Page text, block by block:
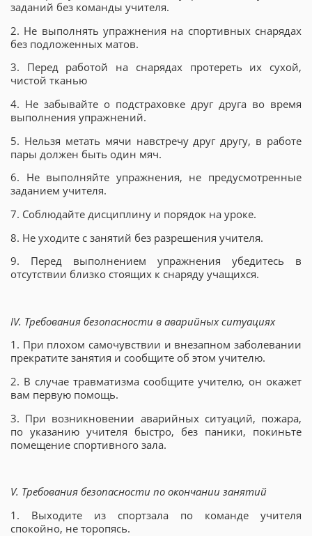
заданий без команды учителя.
2. Не выполнять упражнения на спортивных снарядах
без подложенных матов.
3. Перед работой на снарядах протереть их сухой,
чистой тканью
4. Не забывайте о подстраховке друг друга во время
выполнения упражнений.
5. Нельзя метать мячи навстречу друг другу, в работе
пары должен быть один мяч.
6. Не выполняйте упражнения, не предусмотренные
заданием учителя.
7. Соблюдайте дисциплину и порядок на уроке.
8. Не уходите с занятий без разрешения учителя.
9. Перед выполнением упражнения убедитесь в
отсутствии близко стоящих к снаряду учащихся.
IV. Требования безопасности в аварийных ситуациях
1. При плохом самочувствии и внезапном заболевании
прекратите занятия и сообщите об этом учителю.
2. В случае травматизма сообщите учителю, он окажет
вам первую помощь.
3. При возникновении аварийных ситуаций, пожара,
по указанию учителя быстро, без паники, покиньте
помещение спортивного зала.
V. Требования безопасности по окончании занятий
1. Выходите из спортзала по команде учителя
спокойно, не торопясь.